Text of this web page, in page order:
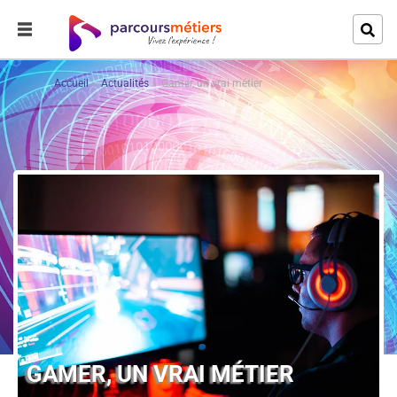
Accueil Actualités Gamer, un vrai métier
GAMER, UN VRAI MÉTIER